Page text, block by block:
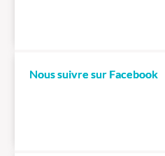
Nous suivre sur Facebook